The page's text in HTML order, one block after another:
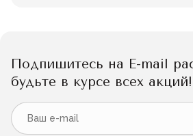
Подпишитесь на E-mail
будьте в курсе всех акций!